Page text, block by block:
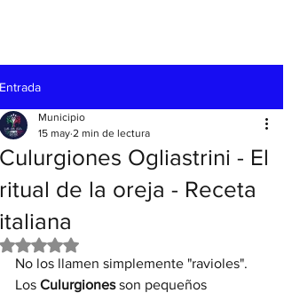
Entrada
Culurgiones Ogliastrini - El
ritual de la oreja - Receta
italiana
Municipio
15 may 2 min de lectura
Obtuvo NaN de 5 estrellas.
No los llamen simplemente "ravioles".
Los Culurgiones son pequeños